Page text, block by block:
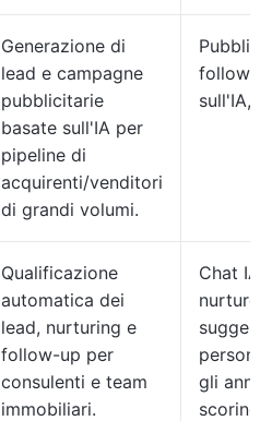
Generazione di
lead e campagne
pubblicitarie
basate sull'IA per
pipeline di
acquirenti/venditori
di grandi volumi.
follow-
sull'IA,
Qualificazione
automatica dei
lead, nurturing e
follow-up per
consulenti e team
immobiliari.
Chat IA
nurture,
gli
scoring